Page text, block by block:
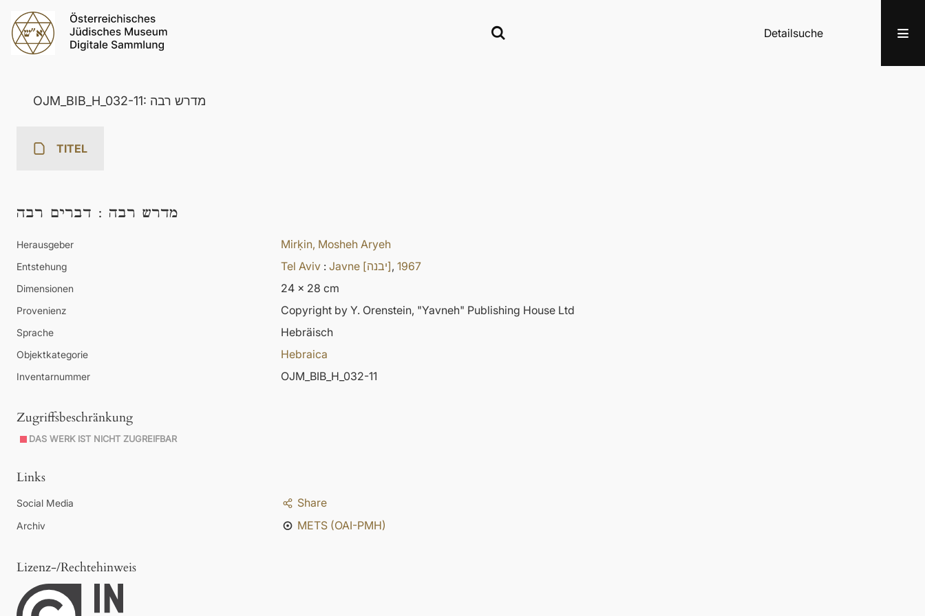
Detailsuche
OJM_BIB_H_032-11: מדרש רבה
TITEL
מדרש רבה : דברים רבה
Herausgeber Mirḳin, Mosheh Aryeh
Entstehung Tel Aviv : Javne [יבנה], 1967
Dimensionen 24 x 28 cm
Provenienz Copyright by Y. Orenstein, "Yavneh" Publishing House Ltd
Sprache Hebräisch
Objektkategorie Hebraica
Inventarnummer OJM_BIB_H_032-11
Zugriffsbeschränkung
DAS WERK IST NICHT ZUGREIFBAR
Links
Social Media Share
Archiv METS (OAI-PMH)
Lizenz-/Rechtehinweis